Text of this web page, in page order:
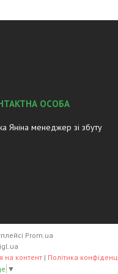
Яніна менеджер зі збуту
Prom.ua
на контент | Політика
▼